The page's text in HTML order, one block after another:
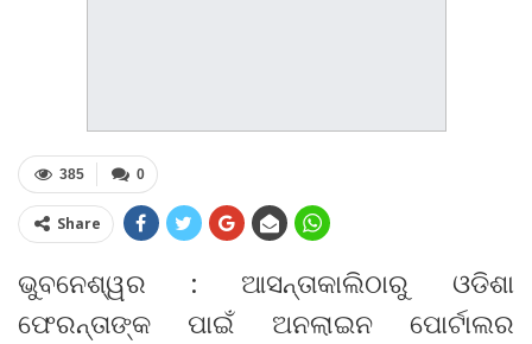
0
385
Share
ଭୁବନେଶ୍ୱର : ଆସନ୍ତାକାଲିଠାରୁ ଓଡିଶା
ଫେରନ୍ତାଙ୍କ ପାଇଁ ଅନଲାଇନ ପୋର୍ଟାଲର